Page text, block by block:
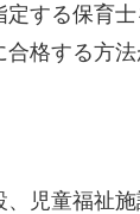
定する保育
格する方法
児童福祉施